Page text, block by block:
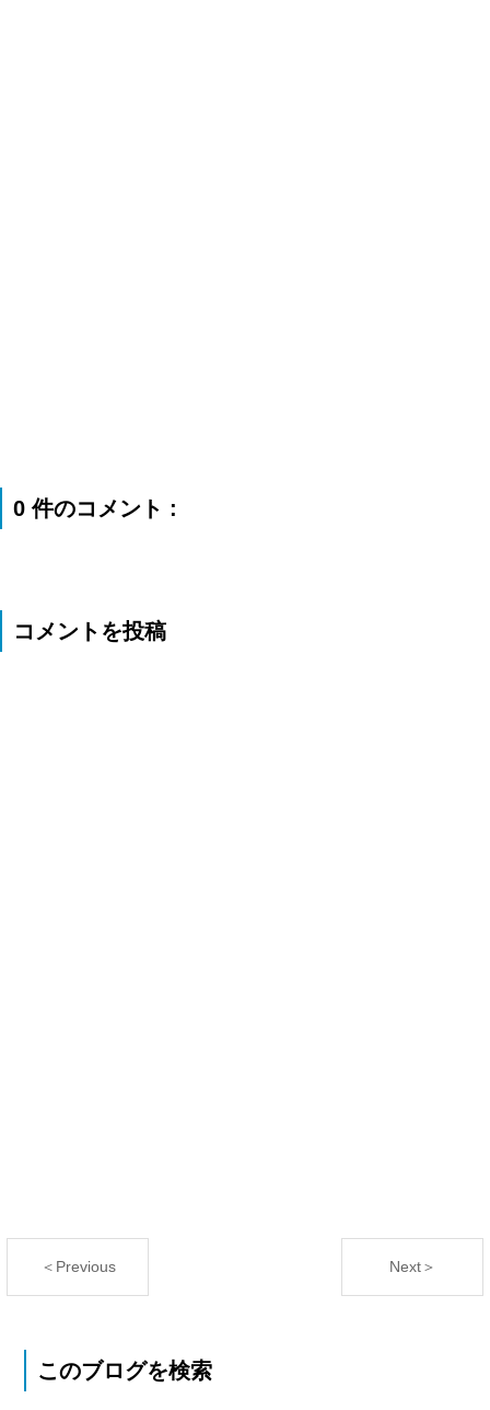
0 件のコメント :
コメントを投稿
＜Previous Next＞
このブログを検索